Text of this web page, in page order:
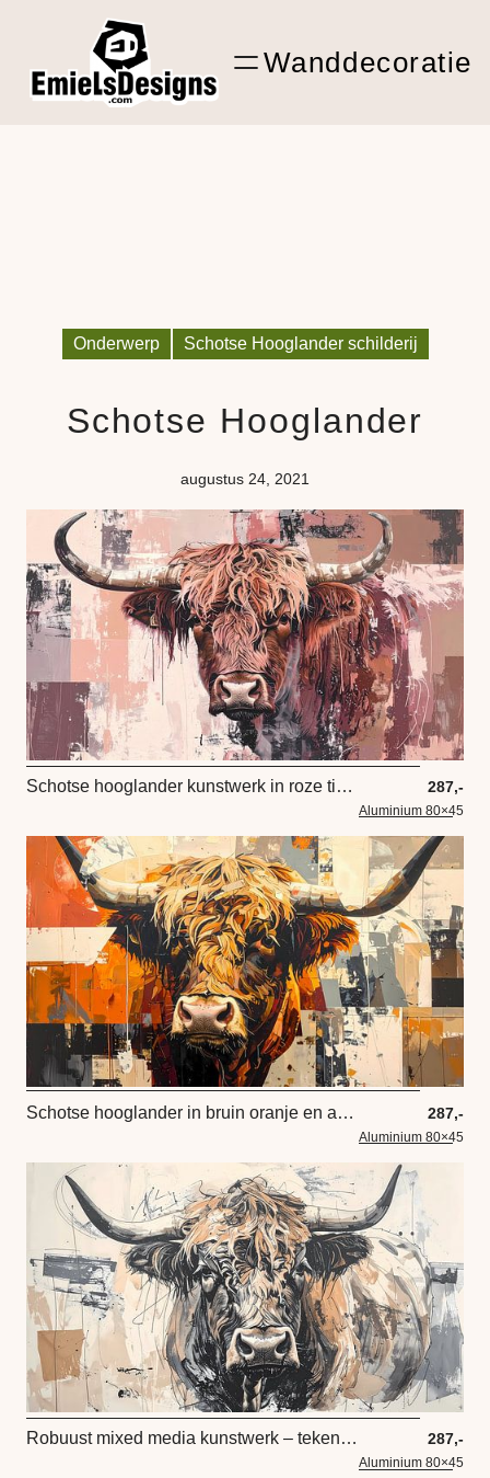
inhoud
Shop Kunst
Wanddecoratie
Onderwerp Schotse Hooglander schilderij
Schotse Hooglander
augustus 24, 2021
Schotse hooglander kunstwerk in roze tinten 287,-
Aluminium 80×45
Schotse hooglander in bruin oranje en aarde tinten 287,-
Aluminium 80×45
Robuust mixed media kunstwerk – tekening – aquarel – in taupe oranje gebroken wit 287,-
Aluminium 80×45